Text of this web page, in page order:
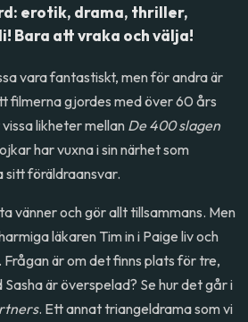
erotik, drama, thriller,
Bara att vraka och välja!
vara fantastiskt, men för andra är
filmerna gjordes med över 60 års
likheter mellan De 400 slagen
har vuxna i sin närhet som
sitt föräldraansvar.
vänner och gör allt tillsammans. Men
läkaren Tim in i Paige liv och
är om det finns plats för tre,
är överspelad? Se hur det går i
. Ett annat triangeldrama som vi